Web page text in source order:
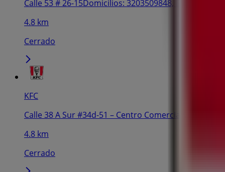
Calle 53 # 26-15Domicilios: 3203509848, Bogotá
4.8 km
Cerrado
KFC
Calle 38 A Sur #34d-51 – Centro Comercial Centro
4.8 km
Cerrado